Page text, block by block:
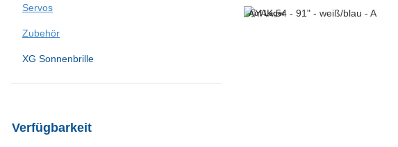
Auf Lager
Servos
Zubehör
XG Sonnenbrille
Verfügbarkeit